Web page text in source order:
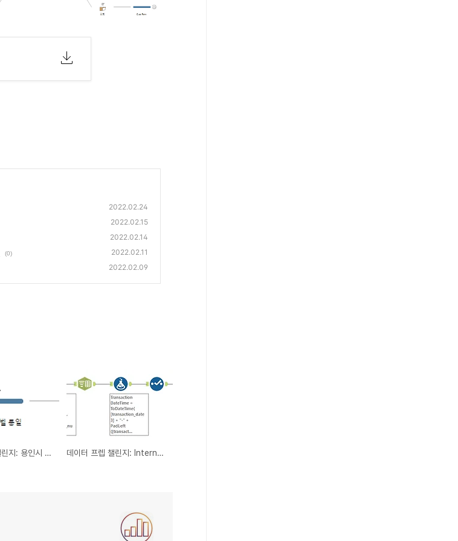
2022.02.24
2022.02.15
2022.02.14
(0) 2022.02.11
2022.02.09
데이터 프렙 챌린지: 용인시 인구 데이터 정리 데이터 프렙 챌린지: International Bank of Awesome Data - Part I